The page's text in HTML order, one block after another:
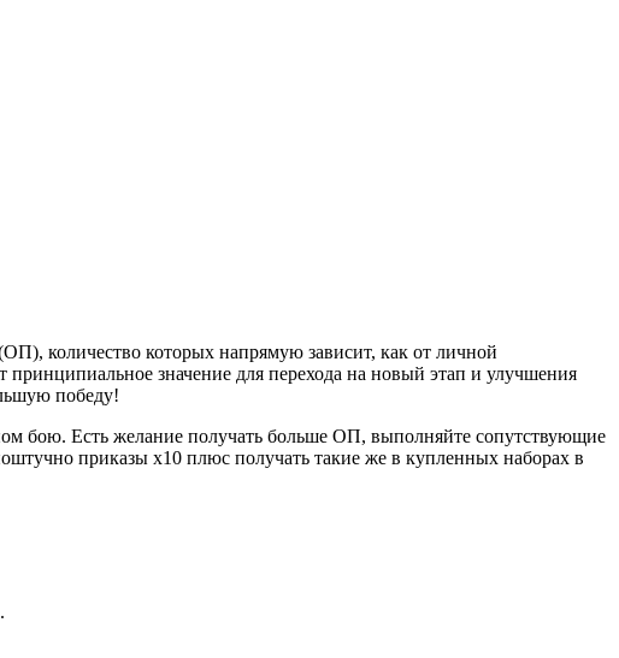
количество которых напрямую зависит, как от личной
значение для перехода на новый этап и улучшения
победу!
бою. Есть желание получать больше ОП, выполняйте сопутствующие
приказы x10 плюс получать такие же в купленных наборах в